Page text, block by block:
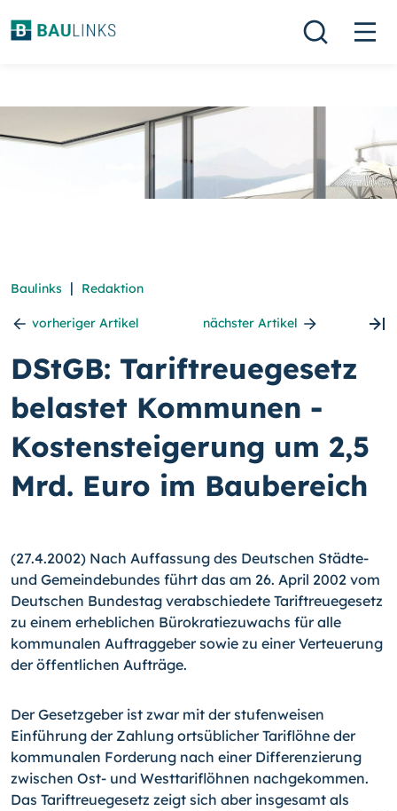
Baulinks | Redaktion
vorheriger Artikel nächster Artikel
DStGB: Tariftreuegesetz
belastet Kommunen -
Kostensteigerung um 2,5
Mrd. Euro im Baubereich
(27.4.2002) Nach Auffassung des Deutschen Städte-
und Gemeindebundes führt das am 26. April 2002 vom
Deutschen Bundestag verabschiedete Tariftreuegesetz
zu einem erheblichen Bürokratiezuwachs für alle
kommunalen Auftraggeber sowie zu einer Verteuerung
der öffentlichen Aufträge.
Der Gesetzgeber ist zwar mit der stufenweisen
Einführung der Zahlung ortsüblicher Tariflöhne der
kommunalen Forderung nach einer Differenzierung
zwischen Ost- und Westtariflöhnen nachgekommen.
Das Tariftreuegesetz zeigt sich aber insgesamt als